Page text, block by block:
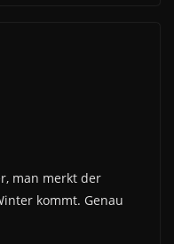
man merkt der
kommt. Genau